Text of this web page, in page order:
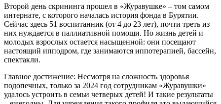
Второй день скрининга прошел в «Журавушке» – том самом
интернате, с которого началась история фонда в Бурятии.
Сейчас здесь 51 воспитанник (от 4 до 23 лет), почти треть из
них нуждается в паллиативной помощи. Но жизнь детей и
молодых взрослых остается насыщенной: они посещают
настоящий ипподром, где занимаются иппотерапией, бассейн,
спектакли.
Главное достижение: Несмотря на сложность здоровья
подопечных, только за 2024 год сотрудникам «Журавушки»
удалось устроить в семьи четверых детей! И такие результаты